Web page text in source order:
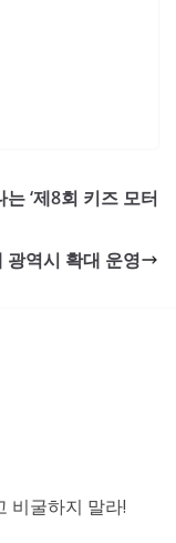
‘제8회 키즈 모터
광역시 확대 운영
비굴하지 말라!